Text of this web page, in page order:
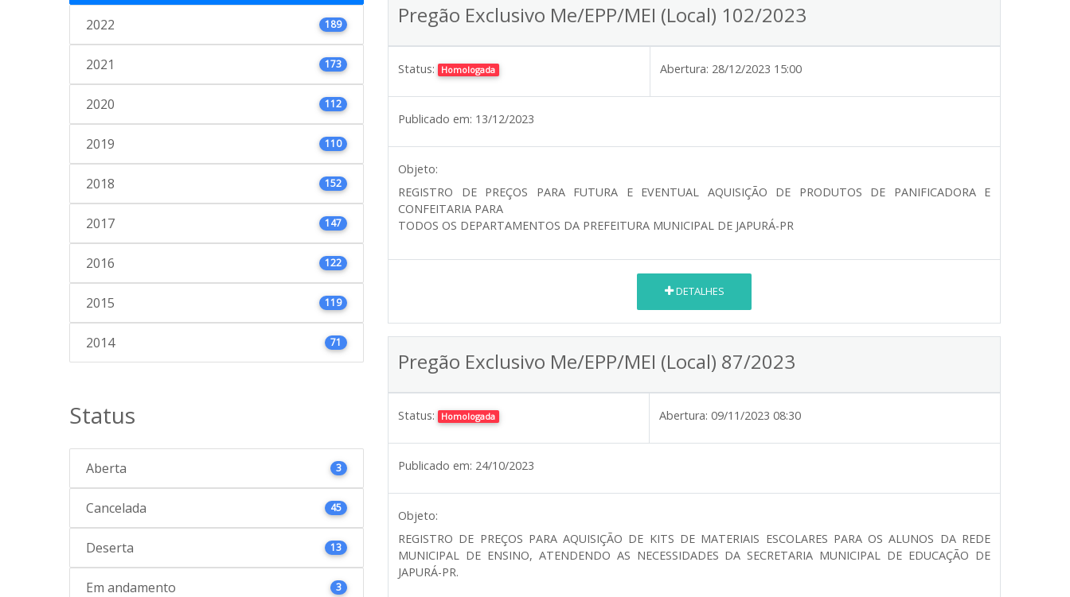
2022 189
2021 173
2020 112
2019 110
2018 152
2017 147
2016 122
2015 119
2014 71
Status
Aberta 3
Cancelada 45
Deserta 13
Em andamento 3
Pregão Exclusivo Me/EPP/MEI (Local) 102/2023
Status: Homologada Abertura: 28/12/2023 15:00
Publicado em: 13/12/2023
Objeto:
REGISTRO DE PREÇOS PARA FUTURA E EVENTUAL AQUISIÇÃO DE PRODUTOS DE PANIFICADORA E
CONFEITARIA PARA
TODOS OS DEPARTAMENTOS DA PREFEITURA MUNICIPAL DE JAPURÁ-PR
DETALHES
Pregão Exclusivo Me/EPP/MEI (Local) 87/2023
Status: Homologada Abertura: 09/11/2023 08:30
Publicado em: 24/10/2023
Objeto:
REGISTRO DE PREÇOS PARA AQUISIÇÃO DE KITS DE MATERIAIS ESCOLARES PARA OS ALUNOS DA REDE
MUNICIPAL DE ENSINO, ATENDENDO AS NECESSIDADES DA SECRETARIA MUNICIPAL DE EDUCAÇÃO DE
JAPURÁ-PR.